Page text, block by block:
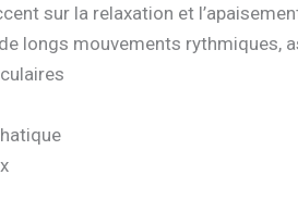
sur la relaxation et
longs mouvements rythmiques,